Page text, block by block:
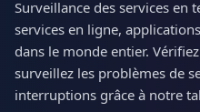
Surveillance des services en
services en ligne,
dans le monde entier.
surveillez les problèmes de
interruptions grâce à notre